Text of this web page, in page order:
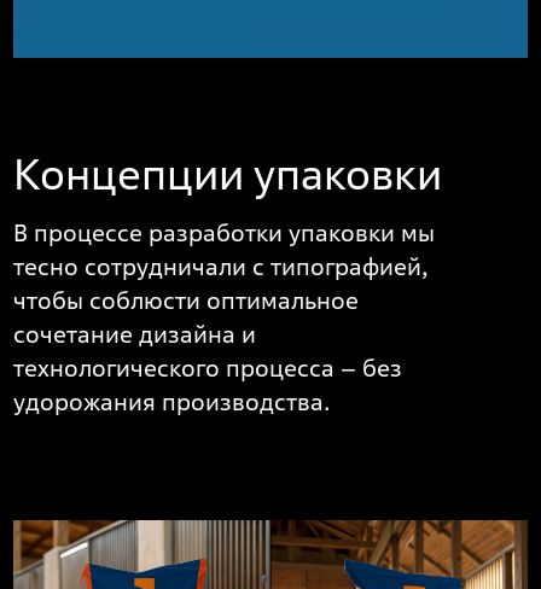
Концепции упаковки
В процессе разработки упаковки мы
тесно сотрудничали с типографией,
чтобы соблюсти оптимальное
сочетание дизайна и
технологического процесса – без
удорожания производства.